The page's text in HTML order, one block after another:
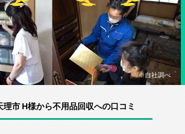
※自社調べ
理市 H様から不用品回収への口コミ